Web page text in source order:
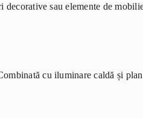
decorative sau elemente de
cu iluminare caldă și